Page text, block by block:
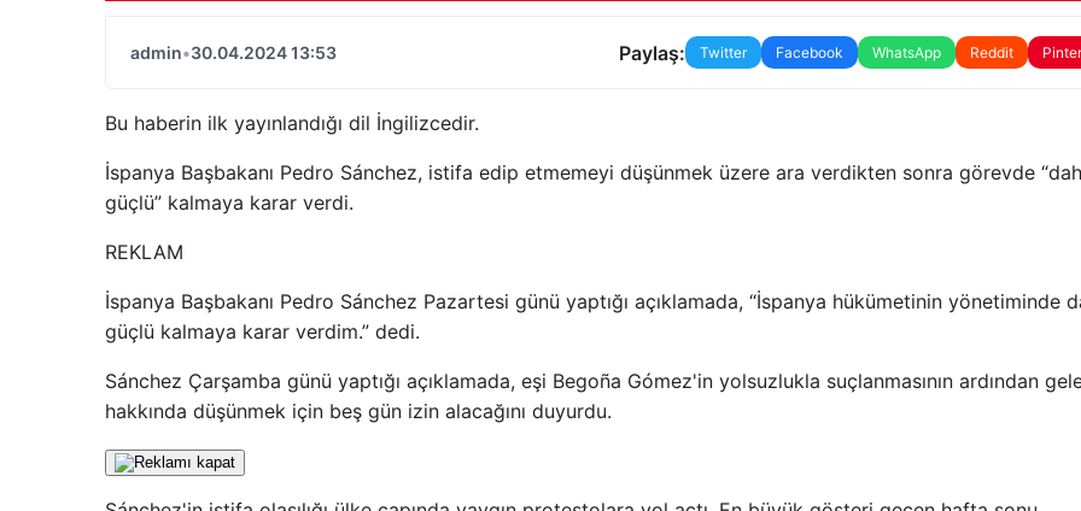
admin•30.04.2024 13:53 Paylaş: Twitter Facebook WhatsApp Reddit
Bu haberin ilk yayınlandığı dil İngilizcedir.
İspanya Başbakanı Pedro Sánchez, istifa edip etmemeyi düşünmek üzere ara verdikten sonra görevde
güçlü” kalmaya karar verdi.
REKLAM
İspanya Başbakanı Pedro Sánchez Pazartesi günü yaptığı açıklamada, “İspanya hükümetinin yönetiminde
güçlü kalmaya karar verdim.” dedi.
Sánchez Çarşamba günü yaptığı açıklamada, eşi Begoña Gómez'in yolsuzlukla suçlanmasının ardından
hakkında düşünmek için beş gün izin alacağını duyurdu.